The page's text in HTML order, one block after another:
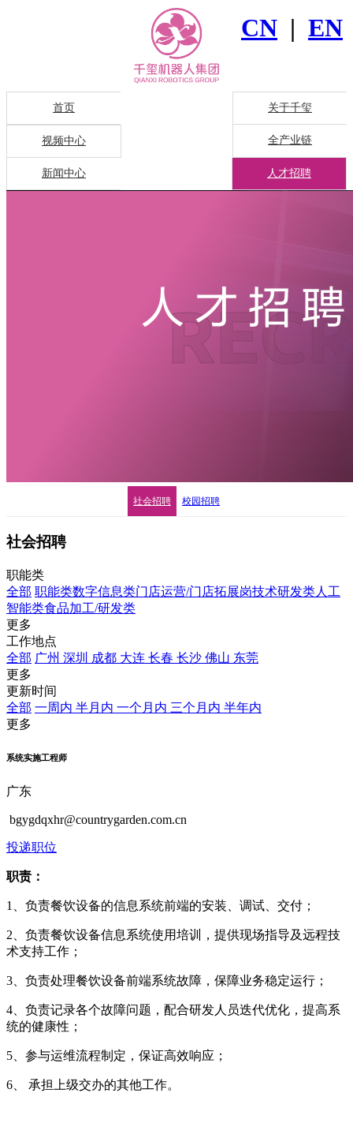
CN | EN
首页 关于千玺
视频中心 全产业链
新闻中心 人才招聘
社会招聘 校园招聘
社会招聘
职能类
全部 职能类数字信息类门店运营/门店拓展岗技术研发类人工
智能类食品加工/研发类
更多
工作地点
全部 广州 深圳 成都 大连 长春 长沙 佛山 东莞
更多
更新时间
全部 一周内 半月内 一个月内 三个月内 半年内
更多
系统实施工程师
广东
bgygdqxhr@countrygarden.com.cn
投递职位
职责：
1、负责餐饮设备的信息系统前端的安装、调试、交付；
2、负责餐饮设备信息系统使用培训，提供现场指导及远程技
术支持工作；
3、负责处理餐饮设备前端系统故障，保障业务稳定运行；
4、负责记录各个故障问题，配合研发人员迭代优化，提高系
统的健康性；
5、参与运维流程制定，保证高效响应；
6、 承担上级交办的其他工作。